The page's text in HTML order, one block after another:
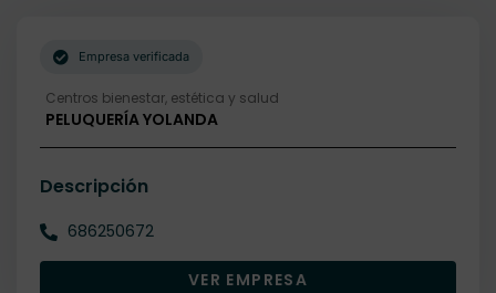
Centros bienestar, estética y salud
PELUQUERÍA YOLANDA
Descripción
686250672
VER EMPRESA
Empresa verificada